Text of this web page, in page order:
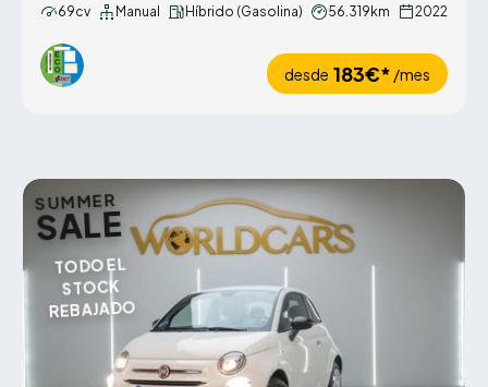
69cv Manual Híbrido (Gasolina) 56.319km 2022
desde 183€* /mes
SUMMER
SALE
TODO EL
STOCK
REBAJADO